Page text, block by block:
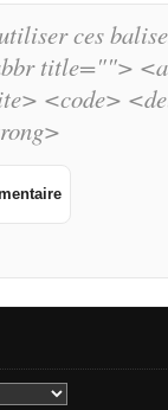
ces
title="">
<code>